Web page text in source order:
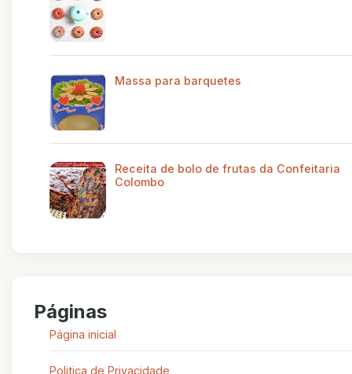
Massa para barquetes
Receita de bolo de frutas da Confeitaria
Colombo
Páginas
Página inicial
Politica de Privacidade